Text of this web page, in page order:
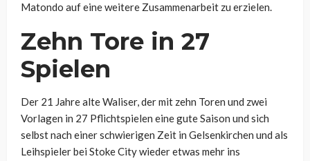
Matondo auf eine weitere Zusammenarbeit zu erzielen.
Zehn Tore in 27
Spielen
Der 21 Jahre alte Waliser, der mit zehn Toren und zwei
Vorlagen in 27 Pflichtspielen eine gute Saison und sich
selbst nach einer schwierigen Zeit in Gelsenkirchen und als
Leihspieler bei Stoke City wieder etwas mehr ins